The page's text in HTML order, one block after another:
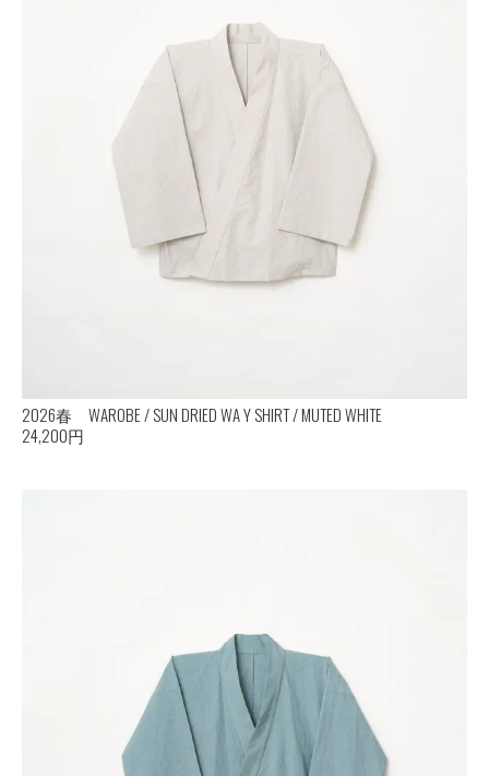
2026春 WAROBE / SUN DRIED WA Y SHIRT / MUTED WHITE
24,200円